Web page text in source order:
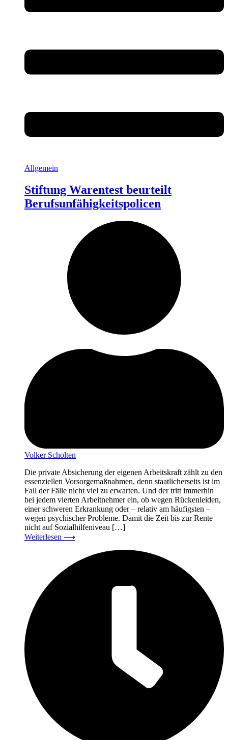
Allgemein
Stiftung Warentest beurteilt
Berufsunfähigkeitspolicen
Volker Scholten
Die private Absicherung der eigenen Arbeitskraft zählt zu den
essenziellen Vorsorgemaßnahmen, denn staatlicherseits ist im
Fall der Fälle nicht viel zu erwarten. Und der tritt immerhin
bei jedem vierten Arbeitnehmer ein, ob wegen Rückenleiden,
einer schweren Erkrankung oder – relativ am häufigsten –
wegen psychischer Probleme. Damit die Zeit bis zur Rente
nicht auf Sozialhilfeniveau […]
Weiterlesen ⟶